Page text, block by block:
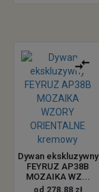
Dywan ekskluzywny
FEYRUZ AP38B
MOZAIKA WZ...
od 278.88 zł